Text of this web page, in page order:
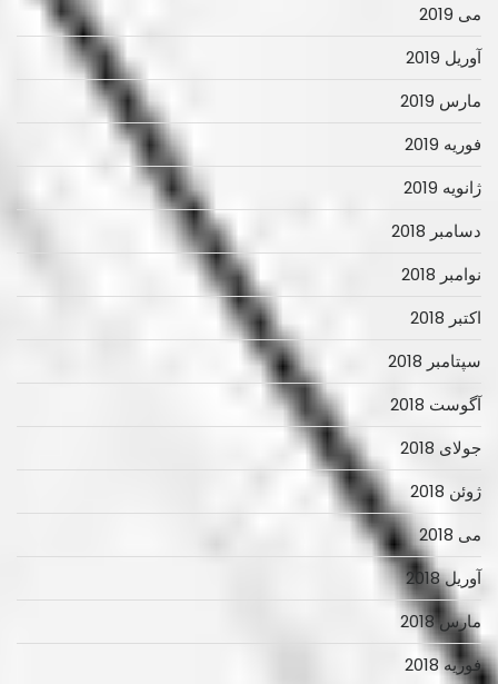
می 2019
آوریل 2019
مارس 2019
فوریه 2019
ژانویه 2019
دسامبر 2018
نوامبر 2018
اکتبر 2018
سپتامبر 2018
آگوست 2018
جولای 2018
ژوئن 2018
می 2018
آوریل 2018
مارس 2018
فوریه 2018